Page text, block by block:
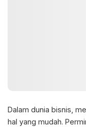
Dalam dunia bisnis,
hal yang mudah.